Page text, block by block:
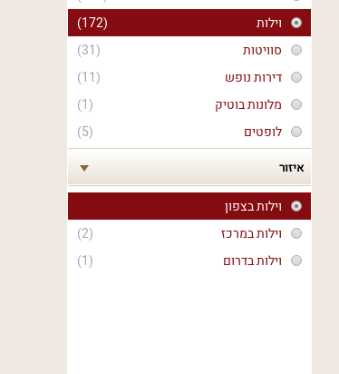
(172)
וילות
(31)
סוויטות
(11)
דירות נופש
(1)
מלונות בוטיק
(5)
לופטים
איזור
וילות בצפון
(2)
וילות במרכז
(1)
וילות בדרום